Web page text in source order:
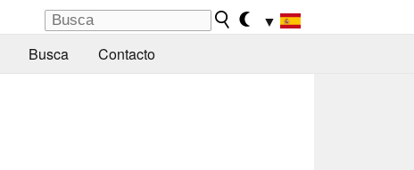
▼
Busca Contacto